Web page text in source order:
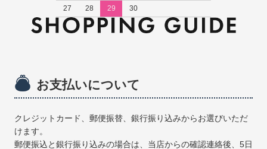
27
28 29 30
お支払いについて
クレジットカード、郵便振替、銀行振り込みからお選びいただ
けます。
郵便振込と銀行振り込みの場合は、当店からの確認連絡後、5日